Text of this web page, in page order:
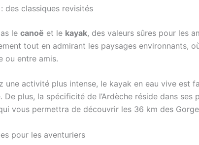
des classiques revisités
le canoë et le kayak, des valeurs sûres pour les
tout en admirant les paysages environnants,
ou entre amis.
une activité plus intense, le kayak en eau vive
De plus, la spécificité de l’Ardèche réside dans
vous permettra de découvrir les 36 km des
pour les aventuriers